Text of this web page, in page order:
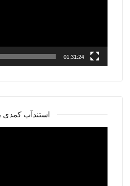
01:31:24
استندآپ